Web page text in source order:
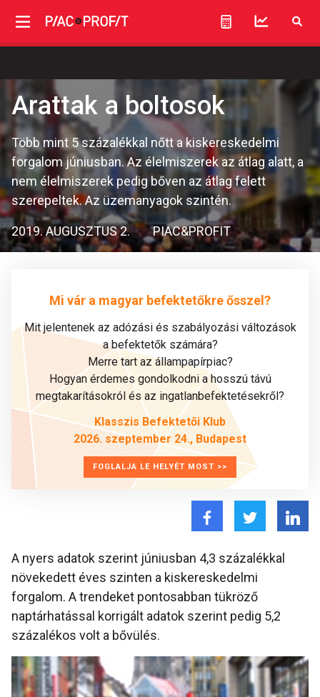
Arattak a boltosok
Több mint 5 százalékkal nőtt a kiskereskedelmi
forgalom júniusban. Az élelmiszerek az átlag alatt, a
nem élelmiszerek pedig bőven az átlag felett
szerepeltek. Az üzemanyagok szintén.
2019. AUGUSZTUS 2. PIAC&PROFIT
Mi vár a magyar befektetőkre ősszel?
Mit jelentenek az adózási és szabályozási változások
a befektetők számára?
Merre tart az állampapírpiac?
Hogyan érdemes gondolkodni a hosszú távú
megtakarításokról és az ingatlanbefektetésekről?
Klasszis Befektetői Klub
2026. szeptember 24., Budapest
FOGLALJA LE HELYÉT MOST >>
A nyers adatok szerint júniusban 4,3 százalékkal
növekedett éves szinten a kiskereskedelmi
forgalom. A trendeket pontosabban tükröző
naptárhatással korrigált adatok szerint pedig 5,2
százalékos volt a bővülés.